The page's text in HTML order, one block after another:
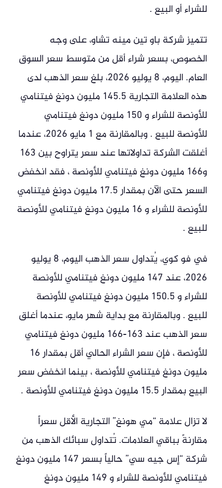
للشراء أو البيع .
تتميز شركة باو تين مينه تشاو، على وجه
الخصوص، بسعر شراء أقل من متوسط ​​سعر السوق
العام. اليوم، 8 يوليو 2026، بلغ سعر الذهب لدى
هذه العلامة التجارية 145.5 مليون دونغ فيتنامي
للأونصة للشراء و 150 مليون دونغ فيتنامي
للأونصة للبيع . وبالمقارنة مع 1 مايو 2026، عندما
أغلقت الشركة تداولاتها عند سعر يتراوح بين 163
و166 مليون دونغ فيتنامي للأونصة ، فقد انخفض
السعر حتى الآن بمقدار 17.5 مليون دونغ فيتنامي
للأونصة للشراء و 16 مليون دونغ فيتنامي للأونصة
للبيع .
في فو كوي، يُتداول سعر الذهب اليوم، 8 يوليو
2026، عند 147 مليون دونغ فيتنامي للأونصة
للشراء و 150.5 مليون دونغ فيتنامي للأونصة
للبيع . وبالمقارنة مع بداية شهر مايو، عندما أغلق
سعر الذهب عند 163-166 مليون دونغ فيتنامي
للأونصة ، فإن سعر الشراء الحالي أقل بمقدار 16
مليون دونغ فيتنامي للأونصة ، بينما انخفض سعر
البيع بمقدار 15.5 مليون دونغ فيتنامي للأونصة .
لا تزال علامة “مي هونغ” التجارية الأقل سعراً
مقارنةً بباقي العلامات. تُتداول سبائك الذهب من
شركة “إس جيه سي” حالياً بسعر 147 مليون دونغ
فيتنامي للأونصة للشراء و 149 مليون دونغ